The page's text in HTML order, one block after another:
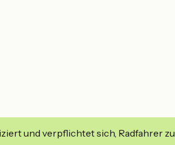
und verpflichtet sich, Radfahrer